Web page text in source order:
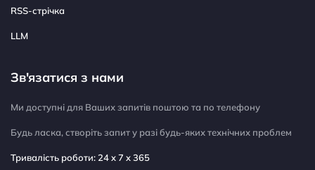
RSS-стрічка
LLM
Зв'язатися з нами
Ми доступні для Ваших запитів поштою та по телефону
Будь ласка, створіть запит у разі будь-яких технічних проблем
Тривалість роботи: 24 x 7 x 365